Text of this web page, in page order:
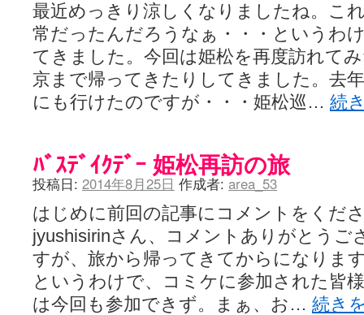
最近めっきり涼しくなりましたね。こ
常だったんだろうなぁ・・・というわ
てきました。今回は姫松を再度訪れて
京まで帰ってきたりしてきました。去
にも行けたのですが・・・姫松巡… 続
ﾊﾞｽﾃﾞｲｸﾃﾞｰ 姫松再訪の旅
投稿日: 2014年8月25日 作成者: area_53
はじめに前回の記事にコメントをくだ
jyushisirinさん、コメントありがとうご
すが、旅から帰ってきてからになりま
というわけで、コミケに参加された皆
は今回も参加できず。まぁ、お… 続き